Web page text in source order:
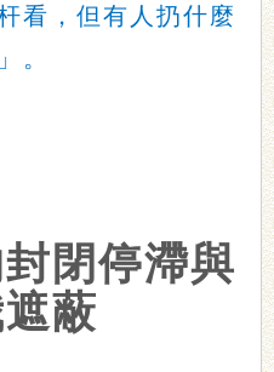
看，但有人扔什麼
。
閉停滯與
蔽